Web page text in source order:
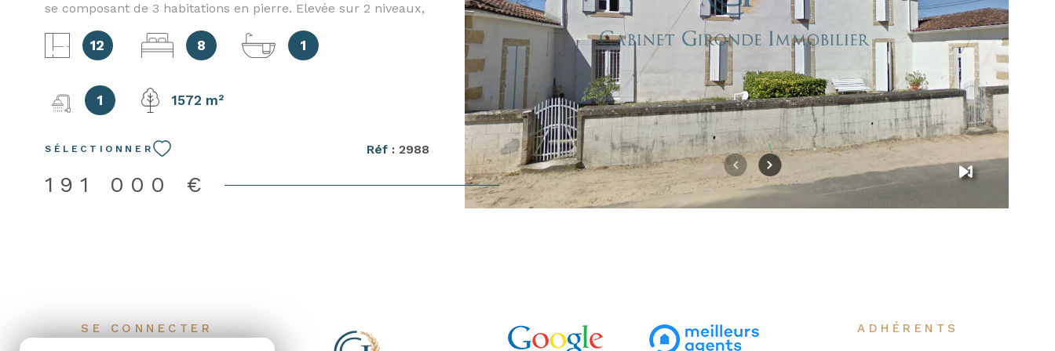
se composant de 3 habitations en pierre. Elevée sur 2 niveaux,
la première habitation se compose, en rez de chaussée, d'un
salon-salle à manger, d'une cuisine, de 3 chambres, d'une
salle d'eau, d'un WC indépendant, d'une chaufferie et d'un
atelier. A l'étage, 2 chambres, un bureau et un grenier
aménageable. La seconde partie se compose, en rez de
salle de bains, d'un WC indépendant et d'une buanderie. A
l'étage, 2 chambres et un bureau. La 3ème maison, de plain-
pied se compose de 4 pièces supplémentaires à rafraîchir. Des
dépendances, un puits, le tout sur un terrain entièrement
12 8 1
1 1572 m²
SÉLECTIONNER Réf : 2988
191 000 €
VOIR LE BIEN
SE CONNECTER ADHÉRENTS